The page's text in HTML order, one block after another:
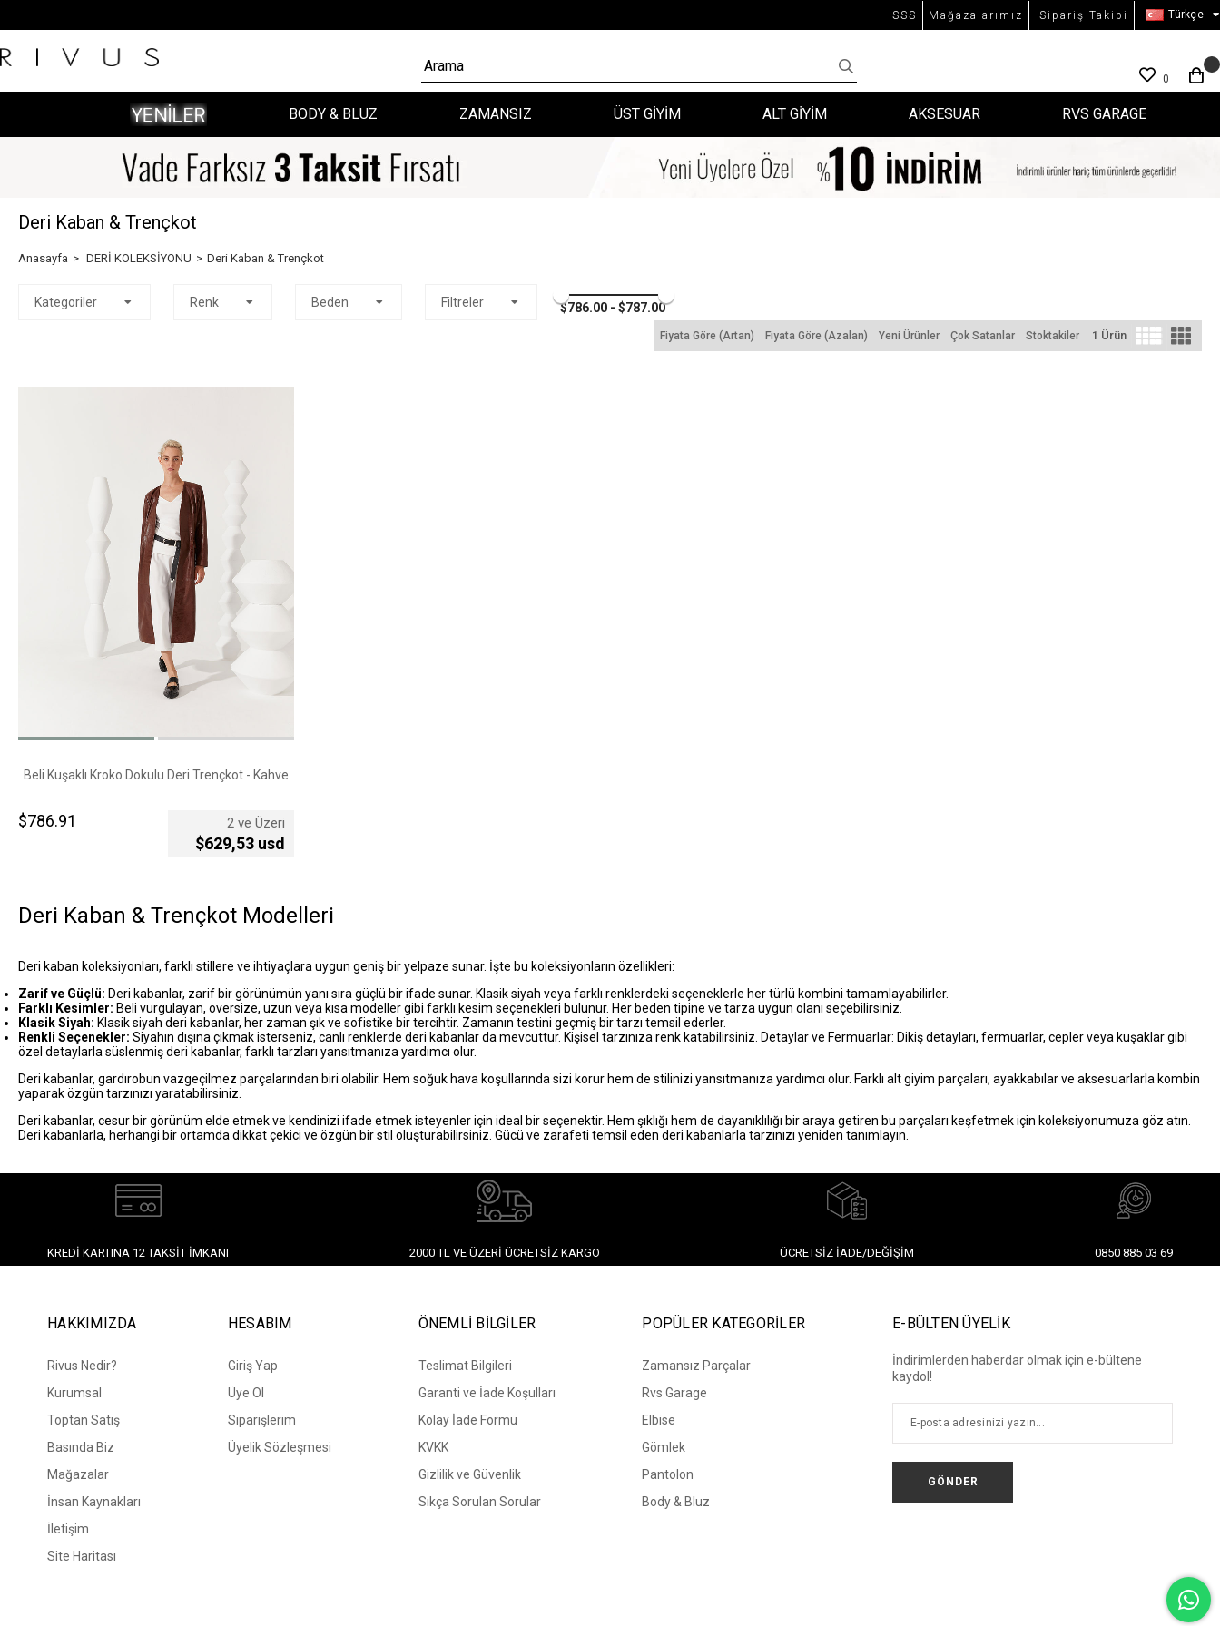
SSS Mağazalarımız Sipariş Takibi Türkçe
0
BODY & BLUZ ZAMANSIZ ÜST GİYİM ALT GİYİM AKSESUAR RVS GARAGE
Deri Kaban & Trençkot
Anasayfa DERİ KOLEKSİYONU Deri Kaban & Trençkot
Kategoriler Renk Beden Filtreler $786.00 - $787.00
Fiyata Göre (Artan) Fiyata Göre (Azalan) Yeni Ürünler Çok Satanlar Stoktakiler 1 Ürün
Beli Kuşaklı Kroko Dokulu Deri Trençkot - Kahve
$786.91 2 ve Üzeri
$629,53 usd
Deri Kaban & Trençkot Modelleri
Deri kaban koleksiyonları, farklı stillere ve ihtiyaçlara uygun geniş bir yelpaze sunar. İşte bu koleksiyonların özellikleri:
Zarif ve Güçlü: Deri kabanlar, zarif bir görünümün yanı sıra güçlü bir ifade sunar. Klasik siyah veya farklı renklerdeki seçeneklerle her türlü kombini tamamlayabilirler.
Farklı Kesimler: Beli vurgulayan, oversize, uzun veya kısa modeller gibi farklı kesim seçenekleri bulunur. Her beden tipine ve tarza uygun olanı seçebilirsiniz.
Klasik Siyah: Klasik siyah deri kabanlar, her zaman şık ve sofistike bir tercihtir. Zamanın testini geçmiş bir tarzı temsil ederler.
Renkli Seçenekler: Siyahın dışına çıkmak isterseniz, canlı renklerde deri kabanlar da mevcuttur. Kişisel tarzınıza renk katabilirsiniz. Detaylar ve Fermuarlar: Dikiş detayları, fermuarlar, cepler veya kuşaklar gibi
özel detaylarla süslenmiş deri kabanlar, farklı tarzları yansıtmanıza yardımcı olur.
Deri kabanlar, gardırobun vazgeçilmez parçalarından biri olabilir. Hem soğuk hava koşullarında sizi korur hem de stilinizi yansıtmanıza yardımcı olur. Farklı alt giyim parçaları, ayakkabılar ve aksesuarlarla kombin
yaparak özgün tarzınızı yaratabilirsiniz.
Deri kabanlar, cesur bir görünüm elde etmek ve kendinizi ifade etmek isteyenler için ideal bir seçenektir. Hem şıklığı hem de dayanıklılığı bir araya getiren bu parçaları keşfetmek için koleksiyonumuza göz atın.
Deri kabanlarla, herhangi bir ortamda dikkat çekici ve özgün bir stil oluşturabilirsiniz. Gücü ve zarafeti temsil eden deri kabanlarla tarzınızı yeniden tanımlayın.
KREDI KARTINA 12 TAKSIT İMKANI 2000 TL VE ÜZERI ÜCRETSIZ KARGO ÜCRETSIZ İADE/DEĞIŞIM 0850 885 03 69
HAKKIMIZDA
Rivus Nedir?
Kurumsal
Toptan Satış
Basında Biz
Mağazalar
İnsan Kaynakları
İletişim
Site Haritası
HESABIM
Giriş Yap
Üye Ol
Siparişlerim
Üyelik Sözleşmesi
ÖNEMLİ BİLGİLER
Teslimat Bilgileri
Garanti ve İade Koşulları
Kolay İade Formu
KVKK
Gizlilik ve Güvenlik
Sıkça Sorulan Sorular
POPÜLER KATEGORİLER
Zamansız Parçalar
Rvs Garage
Elbise
Gömlek
Pantolon
Body & Bluz
E-BÜLTEN ÜYELİK
İndirimlerden haberdar olmak için e-bültene
kaydol!
GÖNDER